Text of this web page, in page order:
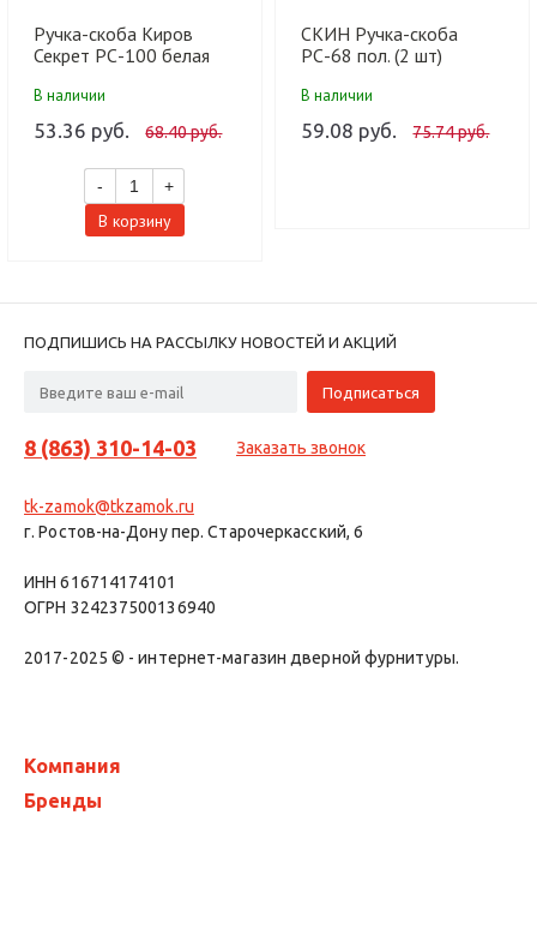
Ручка-скоба Киров
Секрет РС-100 белая
В наличии
53.36 руб. 68.40 руб.
- +
В корзину
СКИН Ручка-скоба
РС-68 пол. (2 шт)
В наличии
59.08 руб. 75.74 руб.
ПОДПИШИСЬ НА РАССЫЛКУ НОВОСТЕЙ И АКЦИЙ
8 (863) 310-14-03 Заказать звонок
tk-zamok@tkzamok.ru
г. Ростов-на-Дону пер. Старочеркасский, 6
ИНН 616714174101
ОГРН 324237500136940
2017-2025 © - интернет-магазин дверной фурнитуры.
Компания
Бренды